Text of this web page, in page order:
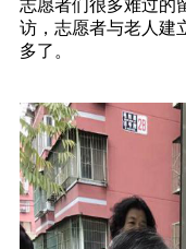
志愿者们很多难过的
访，志愿者与老人建
多了。